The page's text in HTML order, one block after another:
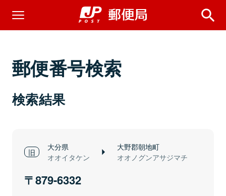
郵便番号検索
検索結果
大分県
オオイタケン
大野郡朝地町
オオノグンアサジマチ
879-6332